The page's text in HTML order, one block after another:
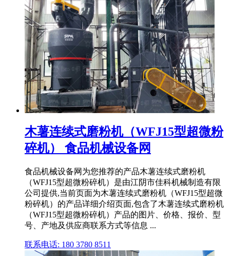
木薯连续式磨粉机（WFJ15型超微粉
碎机） 食品机械设备网
食品机械设备网为您推荐的产品木薯连续式磨粉机
（WFJ15型超微粉碎机）是由江阴市佳科机械制造有限
公司提供,当前页面为木薯连续式磨粉机（WFJ15型超微
粉碎机）的产品详细介绍页面,包含了木薯连续式磨粉机
（WFJ15型超微粉碎机）产品的图片、价格、报价、型
号、产地及供应商联系方式等信息 ...
联系电话: 180 3780 8511